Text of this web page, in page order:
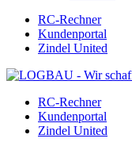
RC-Rechner
Kundenportal
Zindel United
RC-Rechner
Kundenportal
Zindel United